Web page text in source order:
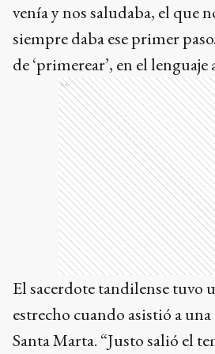
venía y nos saludaba, el que
siempre daba ese primer
de ‘primerear’, en el
Ads
El sacerdote tandilense tuvo
estrecho cuando asistió a una
Santa Marta. “Justo salió el